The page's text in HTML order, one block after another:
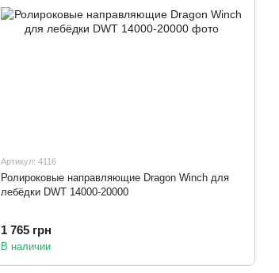
Артикул: 4116
Ролироковые направляющие Dragon Winch для
лебёдки DWT 14000-20000
1 765 грн
В наличии